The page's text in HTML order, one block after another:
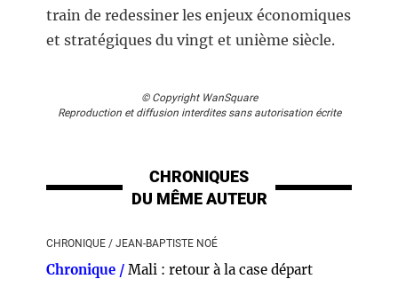
train de redessiner les enjeux économiques
et stratégiques du vingt et unième siècle.
© Copyright WanSquare
Reproduction et diffusion interdites sans autorisation écrite
CHRONIQUES
DU MÊME AUTEUR
CHRONIQUE / JEAN-BAPTISTE NOÉ
Chronique / Mali : retour à la case départ